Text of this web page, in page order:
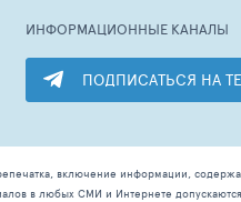
ИНФОРМАЦИОННЫЕ КАНАЛЫ
ПОДПИСАТЬСЯ НА
включение информации,
в любых СМИ и Интернете